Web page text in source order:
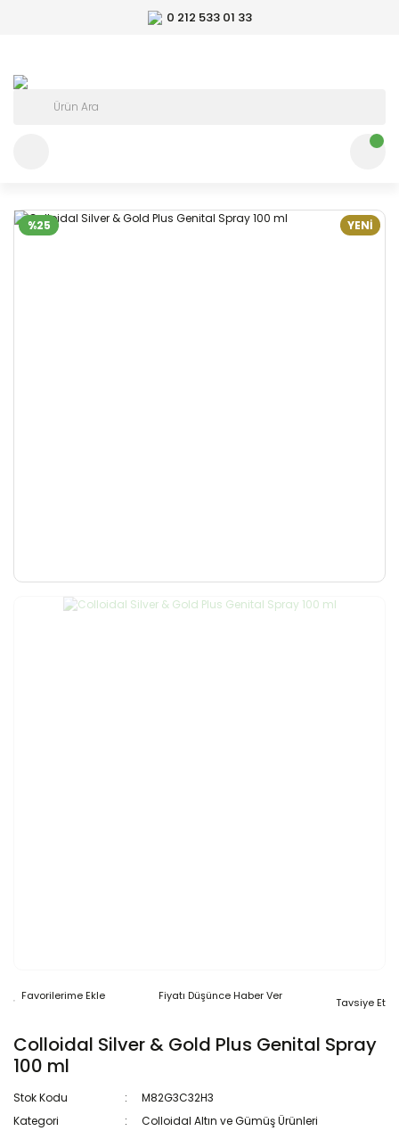
0 212 533 01 33
%25 YENİ
Fiyatı Düşünce Haber Ver Tavsiye Et
Colloidal Silver & Gold Plus Genital Spray
100 ml
Stok Kodu
M82G3C32H3
Kategori
Colloidal Altın ve Gümüş Ürünleri